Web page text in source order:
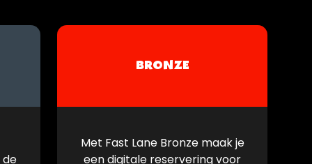
BRONZE
Met Fast Lane Bronze maak je
een digitale reservering voor